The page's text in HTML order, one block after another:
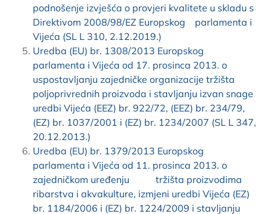
podnošenje izvješća o provjeri kvalitete u skladu s
Direktivom 2008/98/EZ Europskog parlamenta i
Vijeća (SL L 310, 2.12.2019.)
Uredba (EU) br. 1308/2013 Europskog
parlamenta i Vijeća od 17. prosinca 2013. o
uspostavljanju zajedničke organizacije tržišta
poljoprivrednih proizvoda i stavljanju izvan snage
uredbi Vijeća (EEZ) br. 922/72, (EEZ) br. 234/79,
(EZ) br. 1037/2001 i (EZ) br. 1234/2007 (SL L 347,
20.12.2013.)
Uredba (EU) br. 1379/2013 Europskog
parlamenta i Vijeća od 11. prosinca 2013. o
zajedničkom uređenju tržišta proizvodima
ribarstva i akvakulture, izmjeni uredbi Vijeća (EZ)
br. 1184/2006 i (EZ) br. 1224/2009 i stavljanju